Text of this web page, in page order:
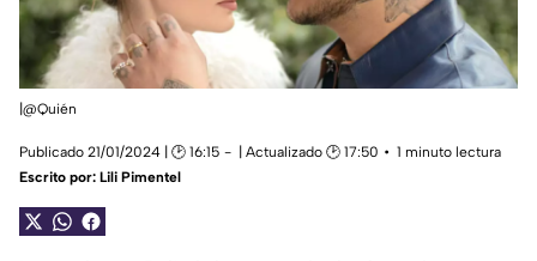
|@Quién
Publicado 21/01/2024 | 🕑 16:15 | Actualizado 🕑 17:50
1 minuto lectura
Escrito por: Lili Pimentel